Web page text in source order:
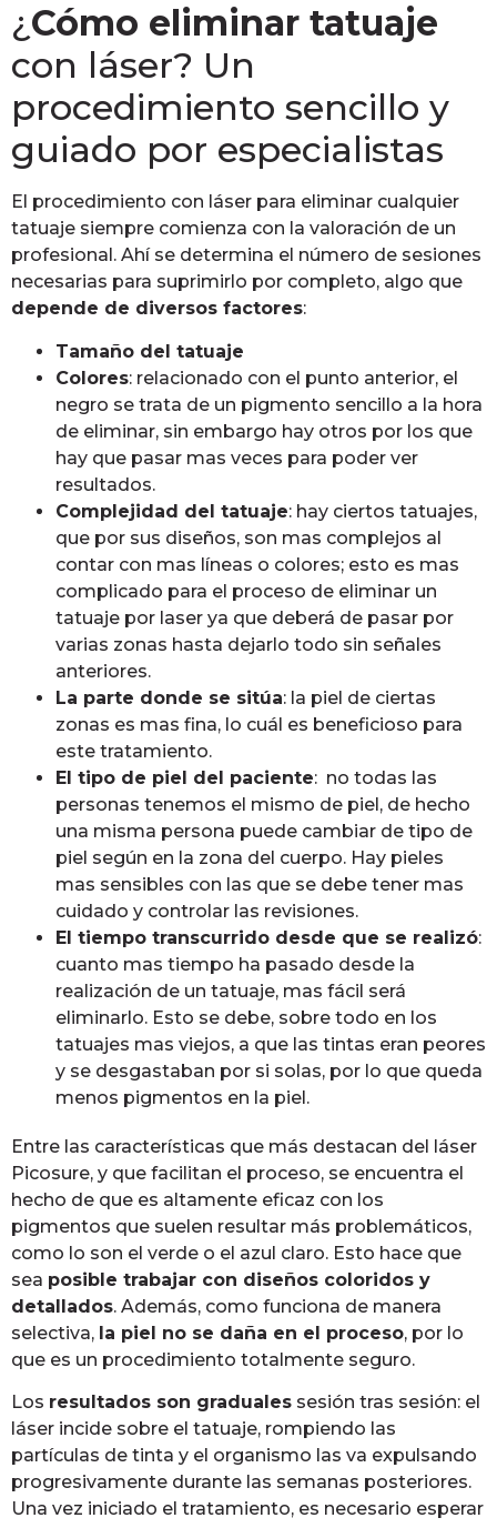
¿ Cómo eliminar tatuaje
con láser? Un
procedimiento sencillo y
guiado por especialistas
El procedimiento con láser para eliminar cualquier
tatuaje siempre comienza con la valoración de un
profesional. Ahí se determina el número de sesiones
necesarias para suprimirlo por completo, algo que
depende de diversos factores:
Tamaño del tatuaje
Colores: relacionado con el punto anterior, el
negro se trata de un pigmento sencillo a la hora
de eliminar, sin embargo hay otros por los que
hay que pasar mas veces para poder ver
resultados.
Complejidad del tatuaje: hay ciertos tatuajes,
que por sus diseños, son mas complejos al
contar con mas líneas o colores; esto es mas
complicado para el proceso de eliminar un
tatuaje por laser ya que deberá de pasar por
varias zonas hasta dejarlo todo sin señales
anteriores.
La parte donde se sitúa: la piel de ciertas
zonas es mas fina, lo cuál es beneficioso para
este tratamiento.
El tipo de piel del paciente: no todas las
personas tenemos el mismo de piel, de hecho
una misma persona puede cambiar de tipo de
piel según en la zona del cuerpo. Hay pieles
mas sensibles con las que se debe tener mas
cuidado y controlar las revisiones.
El tiempo transcurrido desde que se realizó:
cuanto mas tiempo ha pasado desde la
realización de un tatuaje, mas fácil será
eliminarlo. Esto se debe, sobre todo en los
tatuajes mas viejos, a que las tintas eran peores
y se desgastaban por si solas, por lo que queda
menos pigmentos en la piel.
Entre las características que más destacan del láser
Picosure, y que facilitan el proceso, se encuentra el
hecho de que es altamente eficaz con los
pigmentos que suelen resultar más problemáticos,
como lo son el verde o el azul claro. Esto hace que
sea posible trabajar con diseños coloridos y
detallados. Además, como funciona de manera
selectiva, la piel no se daña en el proceso, por lo
que es un procedimiento totalmente seguro.
Los resultados son graduales sesión tras sesión: el
láser incide sobre el tatuaje, rompiendo las
partículas de tinta y el organismo las va expulsando
progresivamente durante las semanas posteriores.
Una vez iniciado el tratamiento, es necesario esperar